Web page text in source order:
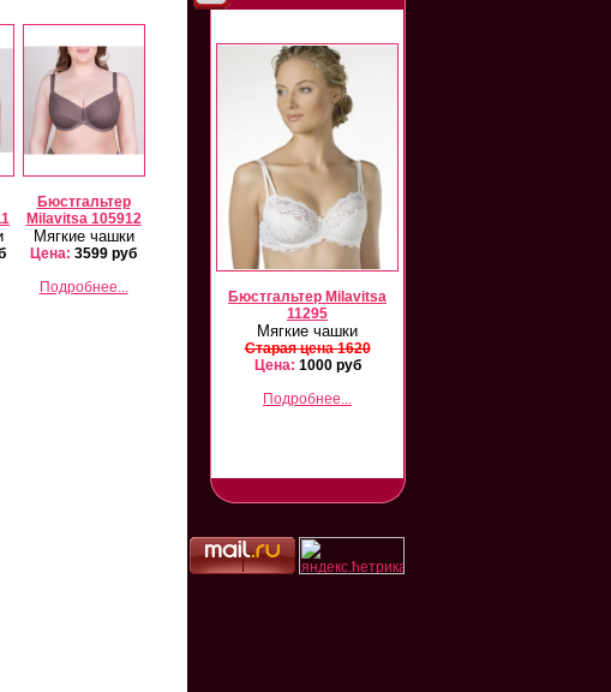
Бюстгальтер
Milavitsa 105912
Мягкие чашки
Цена: 3599 руб
Подробнее...
Milavitsa 12102/26105
Бюстгальтер Milavitsa
11295
Мягкие чашки
Старая цена 1620
Цена: 1000 руб
Подробнее...